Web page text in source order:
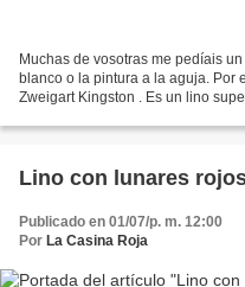
Muchas de vosotras me pedíais
blanco o la pintura a la aguja. Por
Zweigart Kingston . Es un lino
Lino con lunares
Publicado en 01/07/p. m. 12:00
Por La Casina Roja